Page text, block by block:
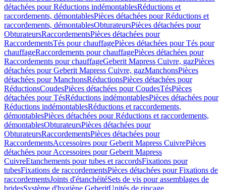
détachées pour Réductions indémontablesRéductions et
raccordements, démontablesPièces détachées pour Réductions et
raccordements, démontablesObturateursPièces détachées pour
ObturateursRaccordementsPièces détachées pour
RaccordementsTés pour chauffagePièces détachées pour Tés pour
chauffageRaccordements pour chauffagePièces détachées pour
Raccordements pour chauffageGeberit Mapress Cuivre, gazPièces
détachées pour Geberit Mapress Cuivre, gazManchonsPièces
détachées pour ManchonsRéductionsPièces détachées pour
RéductionsCoudesPièces détachées pour CoudesTésPièces
détachées pour TésRéductions indémontablesPièces détachées pour
Réductions indémontablesRéductions et raccordements,
démontablesPièces détachées pour Réductions et raccordements,
démontablesObturateursPièces détachées pour
ObturateursRaccordementsPièces détachées pour
RaccordementsAccessoires pour Geberit Mapress CuivrePièces
détachées pour Accessoires pour Geberit Mapress
CuivreEtanchements pour tubes et raccordsFixations pour
tubesFixations de raccordementsPièces détachées pour Fixations de
raccordementsJoints d'étanchéitéSets de vis pour assemblages de
bridesSystème d'hygiène GeberitUnités de rinçage